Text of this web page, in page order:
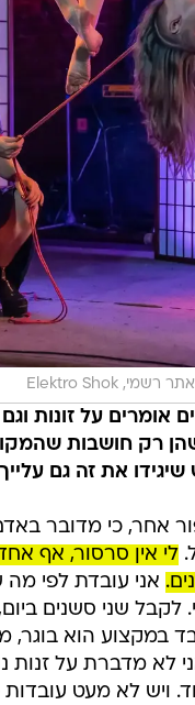
אתר רשמי, Elektro Shok
אומרים על זונות
רק חושבות
שיגידו את זה גם
אחר, כי מדובר באדם
לי אין סרסור, אף
אני עובדת לפי
לקבל שני סשנים
במקצוע הוא בוגר,
לא מדברת על זנות
ויש לא מעט עובדות